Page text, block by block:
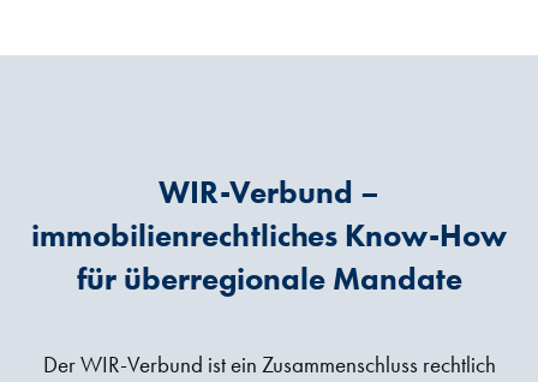
WIR-Verbund –
immobilienrechtliches Know-How
für überregionale Mandate
Der WIR-Verbund ist ein Zusammenschluss rechtlich